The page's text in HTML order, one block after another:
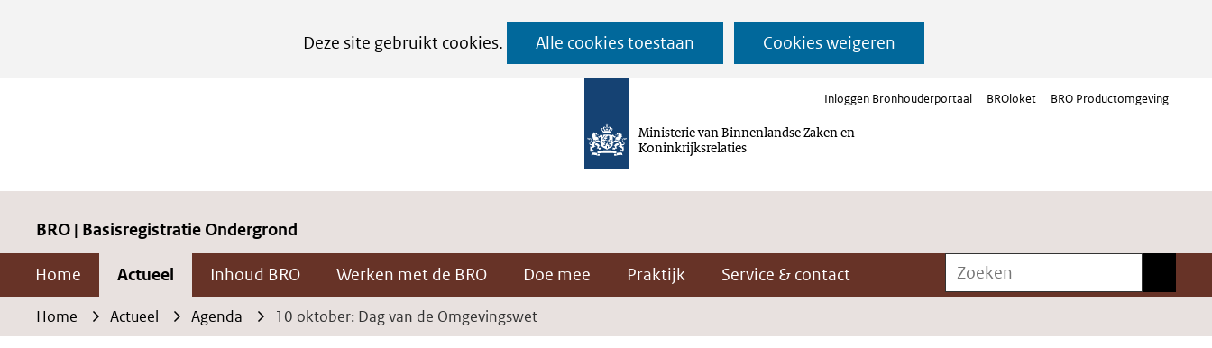
Deze site gebruikt cookies.
van
cookies
op
deze
website
worden
Alle cookies toestaan Cookies weigeren
Ga
naar
de
Ministerie van Binnenlandse Zaken en
Koninkrijksrelaties
Inloggen Bronhouderportaal BROloket BRO Productomgeving
BRO | Basisregistratie Ondergrond
Home Actueel Inhoud BRO Werken met de BRO Doe mee Praktijk Service & contact Zoeken
Home Actueel Agenda 10 oktober: Dag van de Omgevingswet